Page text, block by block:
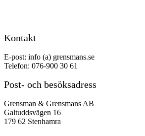
Kontakt
E-post: info (a) grensmans.se
Telefon: 076-900 30 61
Post- och besöksadress
Grensman & Grensmans AB
Galtuddsvägen 16
179 62 Stenhamra